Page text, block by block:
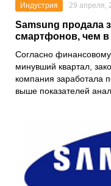
Индустрия 29 апреля,
Samsung продала
смартфонов, чем в
Согласно
минувший квартал,
компания заработала
выше показателей